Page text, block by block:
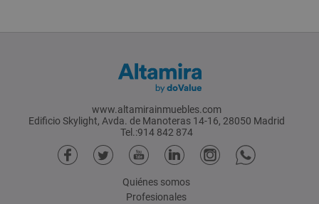
www.altamirainmuebles.com
Edificio Skylight, Avda. de Manoteras 14-16, 28050 Madrid
Tel.:914 842 874
Quiénes somos
Profesionales